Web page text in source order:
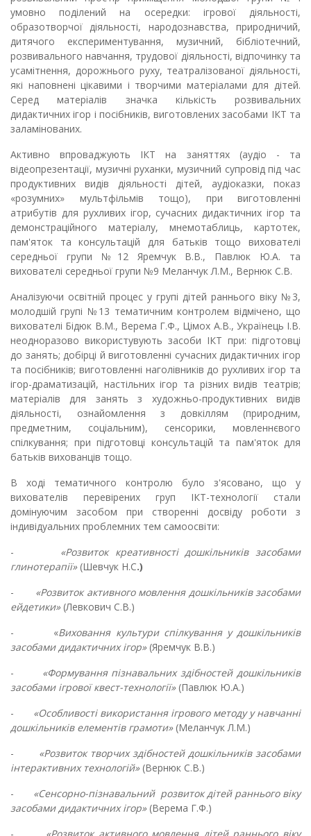
умовно поділений на осередки: ігрової діяльності,
образотворчої діяльності, народознавства, природничий,
дитячого експериментування, музичний, бібліотечний,
розвивального навчання, трудової діяльності, відпочинку та
усамітнення, дорожнього руху, театралізованої діяльності,
які наповнені цікавими і творчими матеріалами для дітей.
Серед матеріалів значка кількість розвивальних
дидактичних ігор і посібників, виготовлених засобами ІКТ та
заламінованих.
Активно впроваджують ІКТ на заняттях (аудіо - та
відеопрезентації, музичні руханки, музичний супровід під час
продуктивних видів діяльності дітей, аудіоказки, показ
«розумних» мультфільмів тощо), при виготовленні
атрибутів для рухливих ігор, сучасних дидактичних ігор та
демонстраційного матеріалу, мнемотаблиць, картотек,
пам'яток та консультацій для батьків тощо вихователі
середньої групи №12 Яремчук В.В., Павлюк Ю.А. та
вихователі середньої групи №9 Меланчук Л.М., Вернюк С.В.
Аналізуючи освітній процес у групі дітей раннього віку №3,
молодшій групі №13 тематичним контролем відмічено, що
вихователі Бідюк В.М., Верема Г.Ф., Цімох А.В., Українець І.В.
неодноразово використувують засоби ІКТ при: підготовці
до занять; добірці й виготовленні сучасних дидактичних ігор
та посібників; виготовленні наголівників до рухливих ігор та
ігор-драматизацій, настільних ігор та різних видів театрів;
матеріалів для занять з художньо-продуктивних видів
діяльності, ознайомлення з довкіллям (природним,
предметним, соціальним), сенсорики, мовленнєвого
спілкування; при підготовці консультацій та пам'яток для
батьків вихованців тощо.
В ході тематичного контролю було з'ясовано, що у
вихователів перевірених груп ІКТ-технології стали
домінуючим засобом при створенні досвіду роботи з
індивідуальних проблемних тем самоосвіти:
- «Розвиток креативності дошкільників засобами
глинотерапії» (Шевчук Н.С.)
- «Розвиток активного мовлення дошкільників засобами
ейдетики» (Левкович С.В.)
- «Виховання культури спілкування у дошкільників
засобами дидактичних ігор» (Яремчук В.В.)
- «Формування пізнавальних здібностей дошкільників
засобами ігрової квест-технології» (Павлюк Ю.А.)
- «Особливості використання ігрового методу у навчанні
дошкільників елементів грамоти» (Меланчук Л.М.)
- «Розвиток творчих здібностей дошкільників засобами
інтерактивних технологій» (Вернюк С.В.)
- «Сенсорно-пізнавальний розвиток дітей раннього віку
засобами дидактичних ігор»(Верема Г.Ф.)